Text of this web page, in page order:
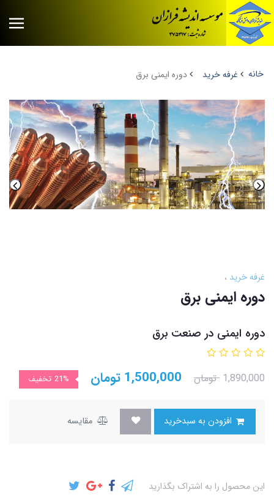
خانه غرفه خرید دوره ایمنی برق
غرفه خرید
دوره ایمنی برق
دوره ایمنی در صنعت برق
1,890,000 تومان 1,500,000 تومان 21% تخفیف
مقایسه
این محصول را به اشتراک بگذارید